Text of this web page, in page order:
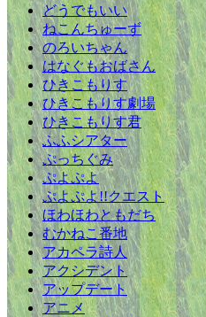
どうでもいい
ねこんちゅーず
のろいちゃん
はなぐもおばさん
ひきこもりす
ひきこもりす劇場
ひきこもりす君
ふふシアター
ぷっちぐみ
ぷよぷよ
ぷよぷよ!!クエスト
ほわほわともだち
むかねこ番地
アカペラ詩人
アクシデント
アップデート
アニメ